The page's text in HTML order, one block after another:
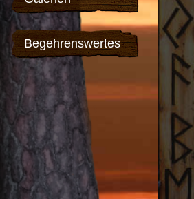
Begehrenswertes